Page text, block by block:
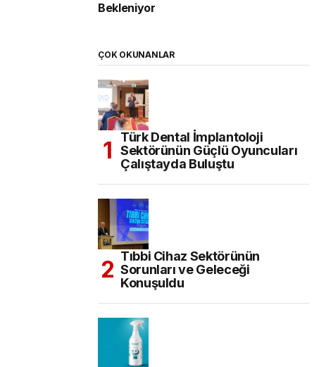
Bekleniyor
ÇOK OKUNANLAR
Türk Dental İmplantoloji
Sektörünün Güçlü Oyuncuları
Çalıştayda Buluştu
Tıbbi Cihaz Sektörünün
Sorunları ve Geleceği
Konuşuldu